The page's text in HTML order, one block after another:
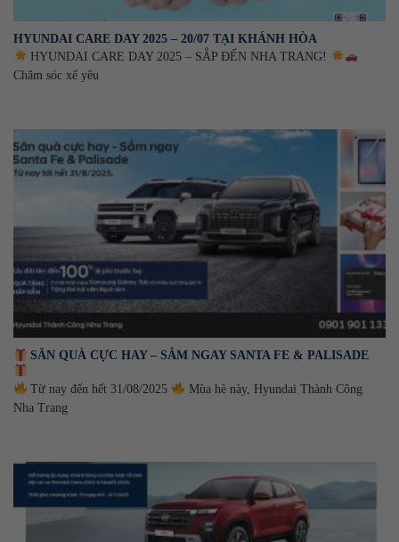
HYUNDAI CARE DAY 2025 – 20/07 TẠI KHÁNH HÒA
HYUNDAI CARE DAY 2025 – SẮP ĐẾN NHA TRANG!
Chăm sóc xế yêu
SĂN QUÀ CỰC HAY – SẮM NGAY SANTA FE & PALISADE
Từ nay đến hết 31/08/2025
Mùa hè này, Hyundai Thành Công
Nha Trang